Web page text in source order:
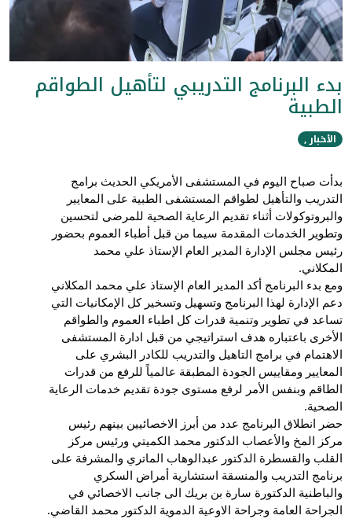
بدء البرنامج التدريبي لتأهيل الطواقم
الطبية
الأخبار ,
بدأت صباح اليوم في المستشفى الأمريكي الحديث برامج
التدريب والتأهيل لطواقم المستشفى الطبية على المعايير
والبروتوكولات أثناء تقديم الرعاية الصحية للمرضى لتحسين
وتطوير الخدمات المقدمة سيما من قبل أطباء العموم بحضور
رئيس مجلس الإدارة المدير العام الإستاذ علي محمد
المكلاني.
ومع بدء البرنامج أكد المدير العام الإستاذ علي محمد المكلاني
دعم الإدارة لهذا البرنامج وتسهيل وتسخير كل الإمكانيات التي
تساعد في تطوير وتنمية قدرات كل اطباء العموم والطواقم
الأخرى باعتباره هدف استراتيجي من قبل ادارة المستشفى
الاهتمام في برامج التاهيل والتدريب للكادر البشري على
المعايير ومقاييس الجودة المطبقة عالمياً للرفع من قدرات
الطاقم وبنفس الأمر لرفع مستوى جودة تقديم خدمات الرعاية
الصحية.
حضر انطلاق البرنامج عدد من أبرز الاخصائيين بينهم رئيس
مركز المخ والأعصاب الدكتور محمد الكميتي ورئيس مركز
القلب والقسطرة الدكتور عبدالوهاب الماتري والمشرفة على
برنامج التدريب والمنسقة استشارية أمراض السكري
والباطنية الدكتورة سارة بن بريك الى جانب الاخصائي في
الجراحة العامة وجراحة الاوعية الدموية الدكتور محمد القاضي.